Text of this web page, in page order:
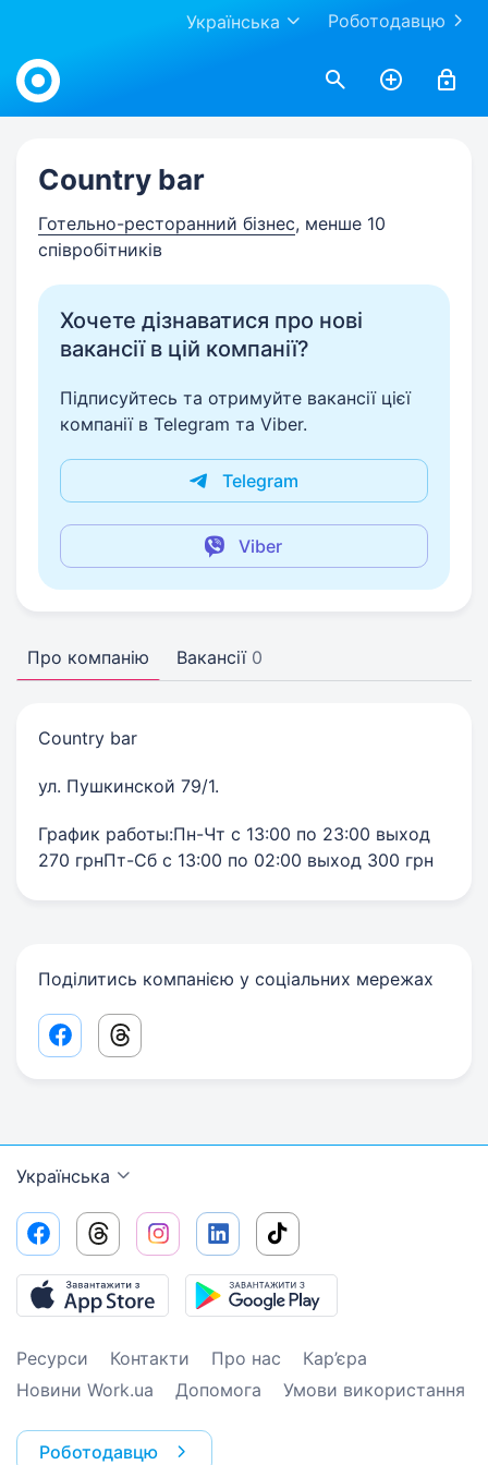
Роботодавцю
Українська
Work.ua
Country bar
Готельно-ресторанний бізнес, менше 10
співробітників
Хочете дізнаватися про нові
вакансії в цій компанії?
Підписуйтесь та отримуйте вакансії цієї
компанії в Telegram та Viber.
Telegram
Viber
Про компанію Вакансії 0
Country bar
ул. Пушкинской 79/1.
График работы:Пн-Чт с 13:00 по 23:00 выход
270 грнПт-Сб с 13:00 по 02:00 выход 300 грн
Поділитись компанією у соціальних мережах
Facebook share link
Threads share link
Українська
Ресурси Контакти Про нас
Кар’єра
Новини Work.ua
Допомога Умови використання
Роботодавцю